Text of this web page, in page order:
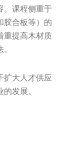
。课程侧重于
胶合板等）的
重提高木材质
扩大人才供应
发展。